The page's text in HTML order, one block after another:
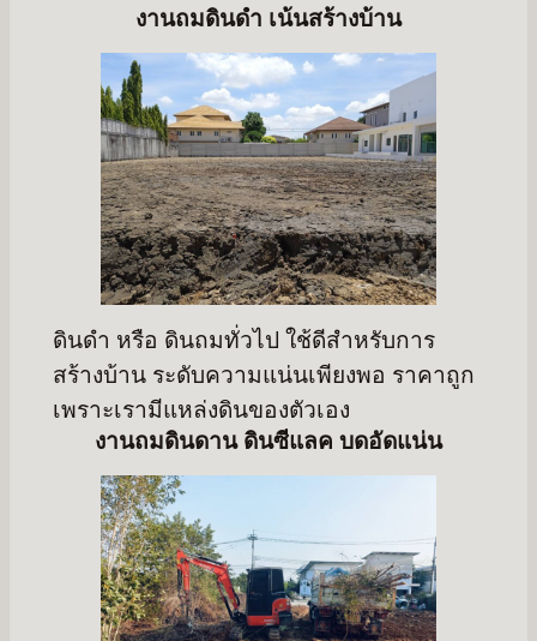
งานถมดินดำ เน้นสร้างบ้าน
ดินดำ หรือ ดินถมทั่วไป ใช้ดีสำหรับการ
สร้างบ้าน ระดับความแน่นเพียงพอ ราคาถูก
เพราะเรามีแหล่งดินของตัวเอง
งานถมดินดาน ดินซีแลค บดอัดแน่น